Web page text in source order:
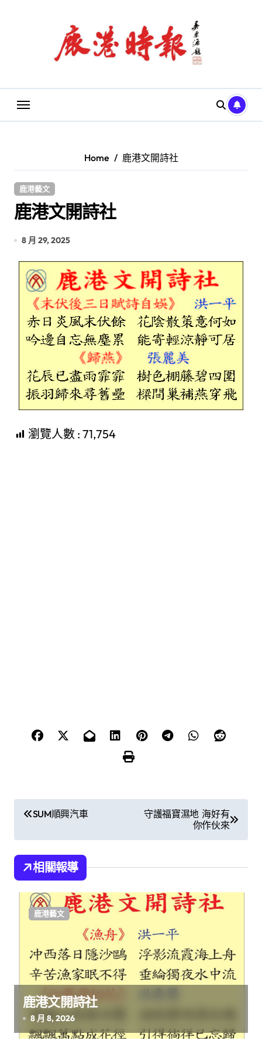
Home 鹿港文開詩社
鹿港藝文
鹿港文開詩社
8 月 29, 2025
瀏覽人數 : 71,754
文
章
導
覽
SUM順興汽車
守護福寶濕地 海好有
你作伙來
相關報導
鹿港藝文
鹿港文開詩社
8 月 8, 2026